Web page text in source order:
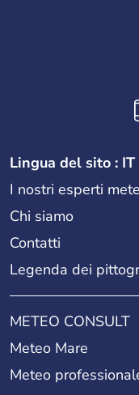
Lingua del sito : IT
I nostri esperti
Chi siamo
Contatti
Legenda dei
METEO CONSULT
Meteo Mare
Meteo